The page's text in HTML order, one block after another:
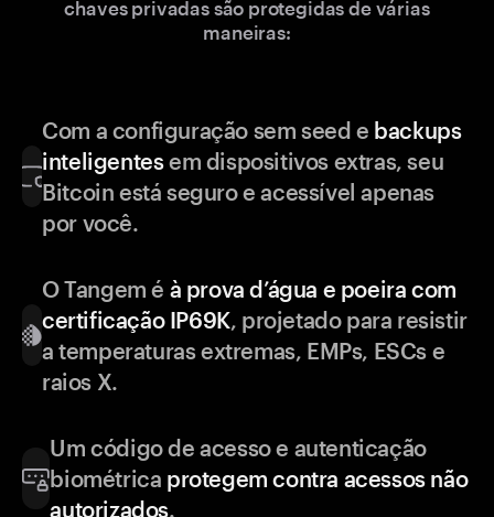
chaves privadas são protegidas de várias
maneiras:
Com a configuração sem seed e backups
inteligentesem dispositivos extras, seu
Bitcoin está seguro e acessível apenas
por você.
O Tangem é à prova d’água e poeira com
certificação IP69K, projetado para resistir
a temperaturas extremas, EMPs, ESCs e
raios X.
Um código de acesso e autenticação
biométrica protegem contra acessos não
autorizados.